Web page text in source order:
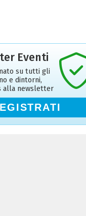
Eventi
su tutti gli
e dintorni,
alla newsletter